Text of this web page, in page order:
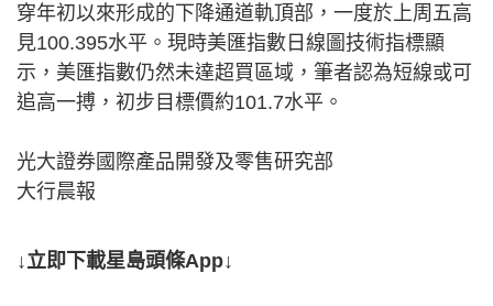
穿年初以來形成的下降通道軌頂部，一度於上周五高
見100.395水平。現時美匯指數日線圖技術指標顯
示，美匯指數仍然未達超買區域，筆者認為短線或可
追高一搏，初步目標價約101.7水平。
光大證券國際產品開發及零售研究部
大行晨報
↓立即下載星島頭條App↓